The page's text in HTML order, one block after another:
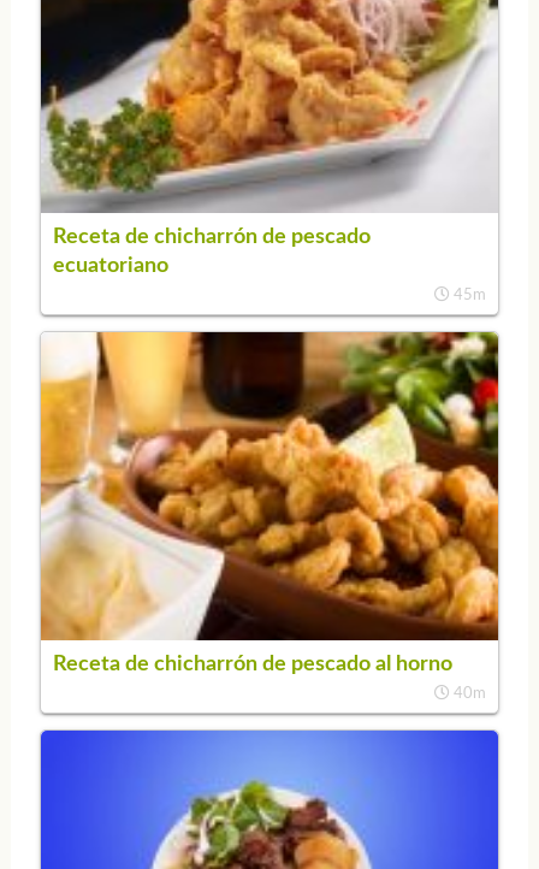
Receta de chicharrón de pescado
ecuatoriano
45m
Receta de chicharrón de pescado al horno
40m